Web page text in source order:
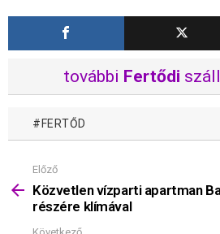
további Fertődi
FERTŐD
Mutass
többet
Előző
Közvetlen vízparti apartman
részére klímával